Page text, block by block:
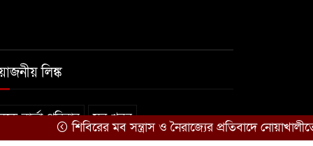
লিঙ্ক
বার্তা-পরিবার সব খবর
শিবিরের মব সন্ত্রাস ও নৈরাজ্যের প্রতিবাদে নোয়াখালীতে